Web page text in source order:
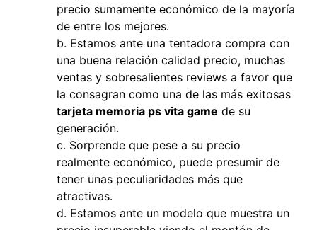
precio sumamente económico de la mayoría
de entre los mejores.
Estamos ante una tentadora compra con
una buena relación calidad precio, muchas
ventas y sobresalientes reviews a favor que
la consagran como una de las más exitosas
tarjeta memoria ps vita game de su
generación.
Sorprende que pese a su precio
realmente económico, puede presumir de
tener unas peculiaridades más que
atractivas.
Estamos ante un modelo que muestra un